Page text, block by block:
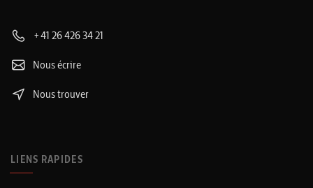
+41 26 426 34 21
Nous écrire
Nous trouver
LIENS RAPIDES